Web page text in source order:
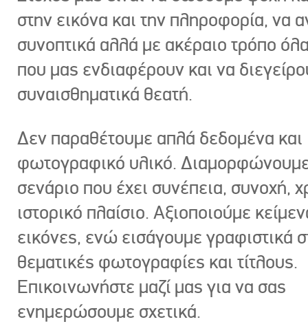
στην εικόνα και την πληροφορία, να
συνοπτικά αλλά με ακέραιο τρόπο
που μας ενδιαφέρουν και να
συναισθηματικά θεατή.
Δεν παραθέτουμε απλά δεδομένα και
φωτογραφικό υλικό.
σενάριο που έχει συνέπεια, συνοχή,
ιστορικό πλαίσιο. Αξιοποιούμε
εικόνες, ενώ εισάγουμε γραφιστικά
θεματικές φωτογραφίες και τίτλους.
Επικοινωνήστε μαζί μας για να σας
ενημερώσουμε σχετικά.